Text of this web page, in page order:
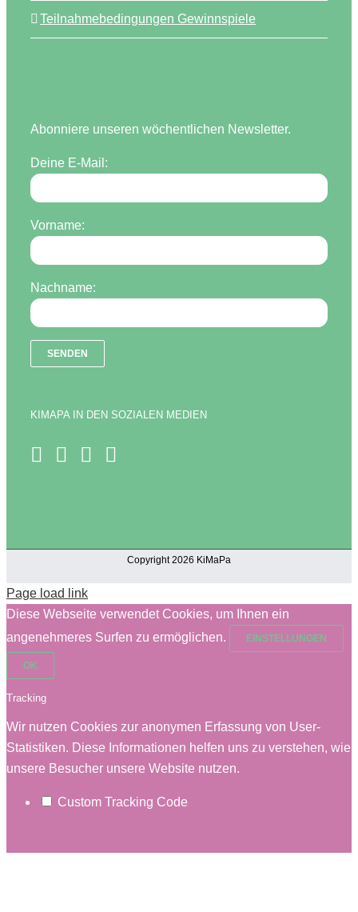
Teilnahmebedingungen Gewinnspiele
Abonniere unseren wöchentlichen Newsletter.
Deine E-Mail:
Vorname:
Nachname:
KIMAPA IN DEN SOZIALEN MEDIEN
Copyright 2026 KiMaPa
Page load link
Diese Webseite verwendet Cookies, um Ihnen ein
angenehmeres Surfen zu ermöglichen.
EINSTELLUNGEN
OK
Tracking
Wir nutzen Cookies zur anonymen Erfassung von User-
Statistiken. Diese Informationen helfen uns zu verstehen, wie
unsere Besucher unsere Website nutzen.
Custom Tracking Code